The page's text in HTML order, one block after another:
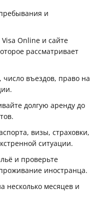
и
Online и сайте
рассматривает
въездов, право на
долгую аренду до
визы, страховки,
ситуации.
и проверьте
иностранца.
несколько месяцев и